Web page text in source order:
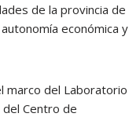
de la provincia de
económica y
marco del Laboratorio
del Centro de